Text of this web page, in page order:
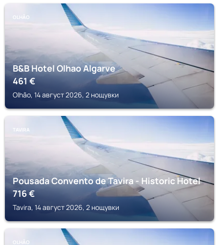
OLHÃO
B&B Hotel Olhao Algarve
461€
Olhão, 14 август 2026, 2 нощувки
TAVIRA
Pousada Convento de Tavira - Historic Hotel
716€
Tavira, 14 август 2026, 2 нощувки
OLHÃO